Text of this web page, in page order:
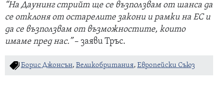
“На Даунинг стрийт ще се възползвам от шанса да
се отклоня от остарелите закони и рамки на ЕС и
да се възползвам от възможностите, които
имаме пред нас.”– заяви Тръс.
Борис Джонсън, Великобритания, Европейски Съюз